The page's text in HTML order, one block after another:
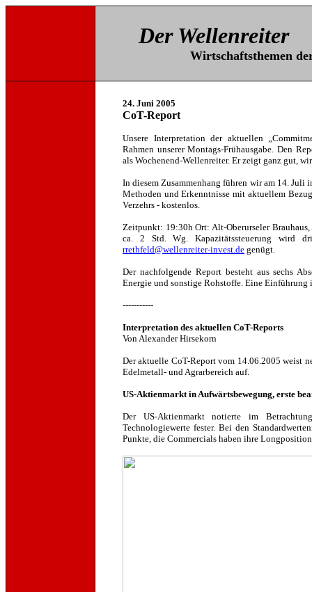
Der Wellenreiter
Wirtschaftsthemen der
24. Juni 2005
CoT-Report
Unsere Interpretation der aktuellen
Rahmen unserer Montags-Frühausgabe. Den
als Wochenend-Wellenreiter. Er zeigt ganz gut,
In diesem Zusammenhang führen wir am 14. Juli
Methoden und Erkenntnisse mit aktuellem
Verzehrs - kostenlos.
Zeitpunkt: 19:30h Ort: Alt-Oberurseler
ca. 2 Std. Wg. Kapazitätssteuerung wird
rrethfeld@wellenreiter-invest.de genügt.
Der nachfolgende Report besteht aus sechs
Energie und sonstige Rohstoffe. Eine
-----------
Interpretation des aktuellen CoT-Reports
Von Alexander Hirsekorn
Der aktuelle CoT-Report vom 14.06.2005 weist
Edelmetall- und Agrarbereich auf.
US-Aktienmarkt in Aufwärtsbewegung, erste
Der US-Aktienmarkt notierte im
Technologiewerte fester. Bei den
Punkte, die Commercials haben ihre